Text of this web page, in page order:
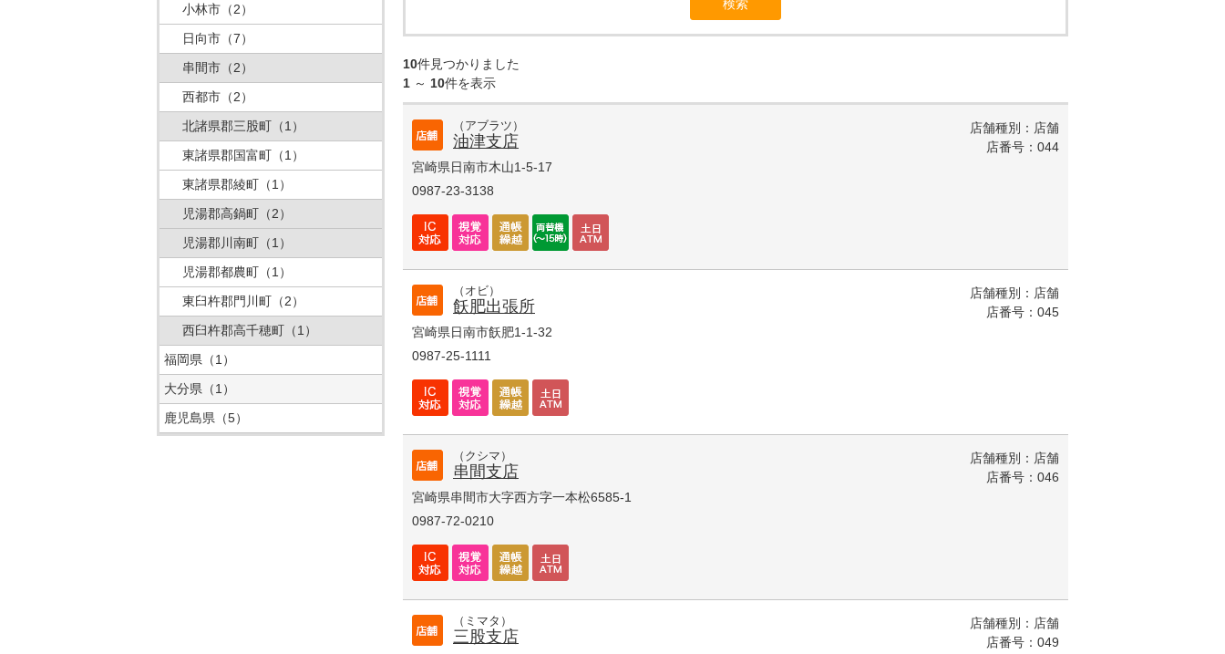
10件見つかりました
1 ～ 10件を表示
（アブラツ）
油津支店
宮崎県日南市木山1-5-17
0987-23-3138
店舗種別：店舗
店番号：044
（オビ）
飫肥出張所
宮崎県日南市飫肥1-1-32
0987-25-1111
店舗種別：店舗
店番号：045
（クシマ）
串間支店
宮崎県串間市大字西方字一本松6585-1
0987-72-0210
店舗種別：店舗
店番号：046
（ミマタ）
三股支店
店舗種別：店舗
店番号：049
小林市 （2）
日向市 （7）
串間市 （2）
西都市 （2）
北諸県郡三股町 （1）
東諸県郡国富町 （1）
東諸県郡綾町 （1）
児湯郡高鍋町 （2）
児湯郡川南町 （1）
児湯郡都農町 （1）
東臼杵郡門川町 （2）
西臼杵郡高千穂町 （1）
福岡県 （1）
大分県 （1）
鹿児島県 （5）